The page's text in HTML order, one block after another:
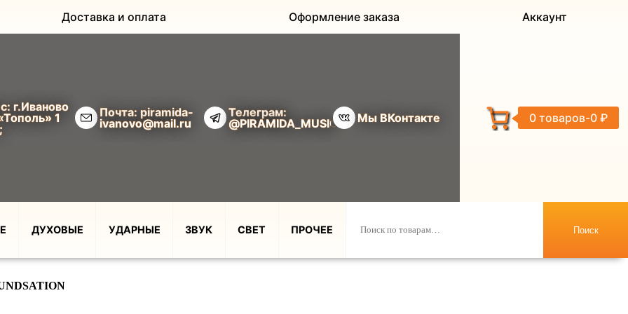
Доставка и оплата Оформление заказа Аккаунт
г.Иваново
1
Почта: piramida-
ivanovo@mail.ru
Телеграм:
@PIRAMIDA_MUSIC
Мы ВКонтакте 0 товаров 0 ₽
ДУХОВЫЕ УДАРНЫЕ ЗВУК СВЕТ ПРОЧЕЕ Поиск